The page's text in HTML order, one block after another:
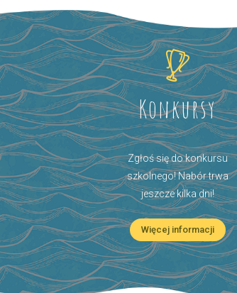
Konkursy
Zgłoś się do konkursu
szkolnego! Nabór trwa
jeszcze kilka dni!
Więcej informacji